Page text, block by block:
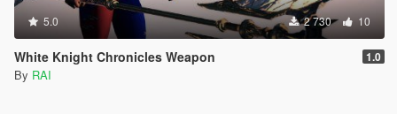
5.0 2 730 10
White Knight Chronicles Weapon 1.0
By RAI